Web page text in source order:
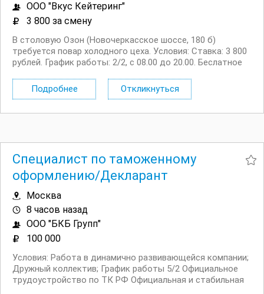
ООО "Вкус Кейтеринг"
3 800 за смену
В столовую Озон (Новочеркасское шоссе, 180 б)
требуется повар холодного цеха. Условия: Ставка: 3 800
рублей. График работы: 2/2, с 08.00 до 20.00. Беслатное
Дону, г. Батайска, г. Новочеркасск, г. Аксая, Красный...
Подробнее Откликнуться
Специалист по таможенному
оформлению/Декларант
Москва
8 часов назад
ООО "БКБ Групп"
100 000
Условия: Работа в динамично развивающейся компании;
Дружный коллектив; График работы 5/2 Официальное
трудоустройство по ТК РФ Официальная и стабильная